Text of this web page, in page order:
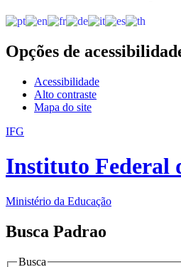
Opções de
Acessibilidade
Alto contraste
Mapa do site
IFG
Instituto Federal
Ministério da Educação
Busca Padrao
Busca